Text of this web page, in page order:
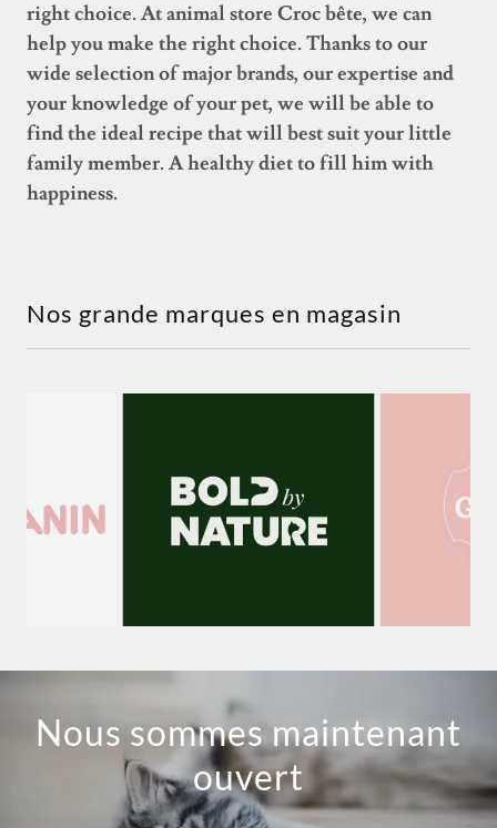
right choice. At animal store Croc bête, we can
help you make the right choice. Thanks to our
wide selection of major brands, our expertise and
your knowledge of your pet, we will be able to
find the ideal recipe that will best suit your little
family member. A healthy diet to fill him with
happiness.
Nos grande marques en magasin
Nous sommes maintenant
ouvert